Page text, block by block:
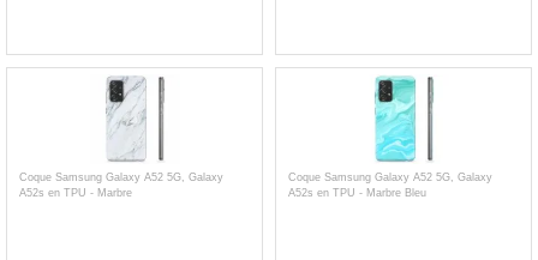
Coque Samsung Galaxy A52 5G, Galaxy
A52s en TPU - Marbre
Coque Samsung Galaxy A52 5G, Galaxy
A52s en TPU - Marbre Bleu